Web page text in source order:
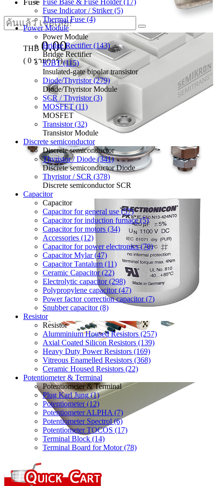
Fuse
THB 0.00
( 0 รายการ)
Fuse Base & Fuse Holder (17)
Fuse Indicator / Striker (5)
Thermal Fuse (4)
Power Module
Power Module
Bridge Rectifier (143)
Bridge Rectifier
IGBT (115)
Insulated-gate bipolar transistor
Diode/Thyristor (279)
Diode/Thyristor Module
SCR / Thyristor (3)
MOSFET (11)
MOSFET
Transistor (32)
Transistor Module
Discrete semiconductor
Discrete semiconductor
Thyristor / Diode (341)
Discrete semiconductor Diode
Thyristor / SCR (378)
Discrete semiconductor SCR
Capacitor
Capacitor
Capacitor for general use (57)
Capacitor for induction furnace (5)
Capacitor for motors (34)
Accessories (12)
Capacitor for power electronics (70)
Capacitor Mylar (47)
Capacitor Tantalum (11)
Ceramic Capacitor (22)
Electrolytic capacitor (298)
Polypropylene capacitor (47)
Power factor correction capacitor (7)
Snubber capacitor (8)
Resistor
Resistor
Alumminium Housed Resistors (257)
Axial Coated Silicon Resistors (139)
Heavy Duty Power Resistors (169)
Vitreous Enamelled Resistors (368)
Ceramic Housed Resistors (22)
Potentiometer & Terminal
Potentiometer & Terminal
Plug Karl Jung (1)
Potentiometer (12)
Potentiometer ALPHA (7)
Potentiometer Spectrol (6)
Potentiometer TOCOS (17)
Terminal Block (14)
Terminal Board for Motor (78)